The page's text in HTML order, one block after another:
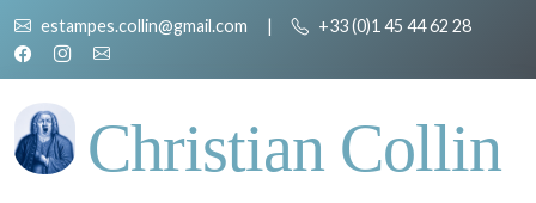
estampes.collin@gmail.com | +33 (0)1 45 44 62 28
Christian Collin